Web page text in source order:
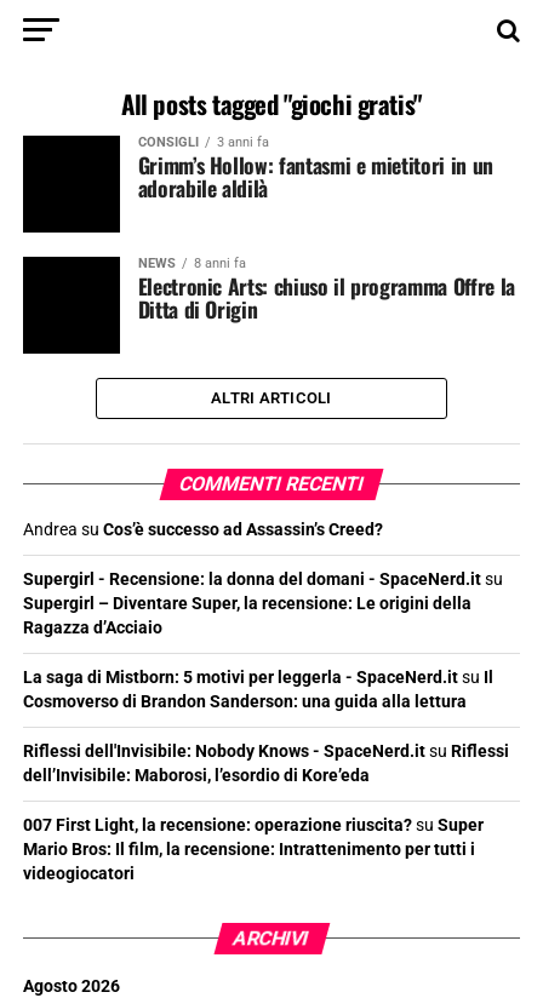
All posts tagged "giochi gratis"
CONSIGLI 3 anni fa
Grimm’s Hollow: fantasmi e mietitori in un
adorabile aldilà
NEWS 8 anni fa
Electronic Arts: chiuso il programma Offre la
Ditta di Origin
ALTRI ARTICOLI
COMMENTI RECENTI
Andrea su Cos’è successo ad Assassin’s Creed?
Supergirl - Recensione: la donna del domani - SpaceNerd.itsu
Supergirl – Diventare Super, la recensione: Le origini della
Ragazza d’Acciaio
La saga di Mistborn: 5 motivi per leggerla - SpaceNerd.itsu Il
Cosmoverso di Brandon Sanderson: una guida alla lettura
Riflessi dell'Invisibile: Nobody Knows - SpaceNerd.itsu Riflessi
dell’Invisibile: Maborosi, l’esordio di Kore’eda
007 First Light, la recensione: operazione riuscita?su Super
Mario Bros: Il film, la recensione: Intrattenimento per tutti i
videogiocatori
ARCHIVI
Agosto 2026